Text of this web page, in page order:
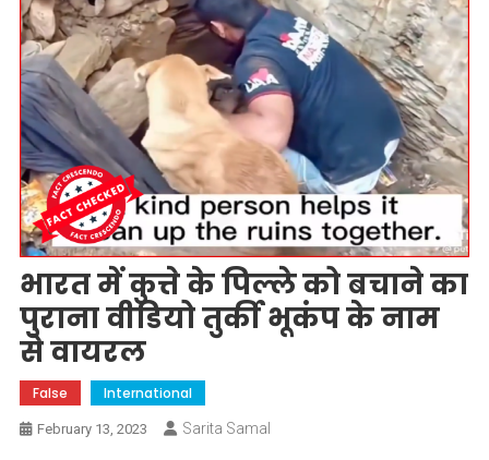
भारत में कुत्ते के पिल्ले को बचाने का
पुराना वीडियो तुर्की भूकंप के नाम
से वायरल
False International
February 13, 2023 Sarita Samal